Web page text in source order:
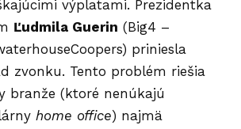
výplatami. Prezidentka
Ľudmila Guerin (Big4 –
priniesla
zvonku. Tento problém riešia
branže (ktoré nenúkajú
home office) najmä